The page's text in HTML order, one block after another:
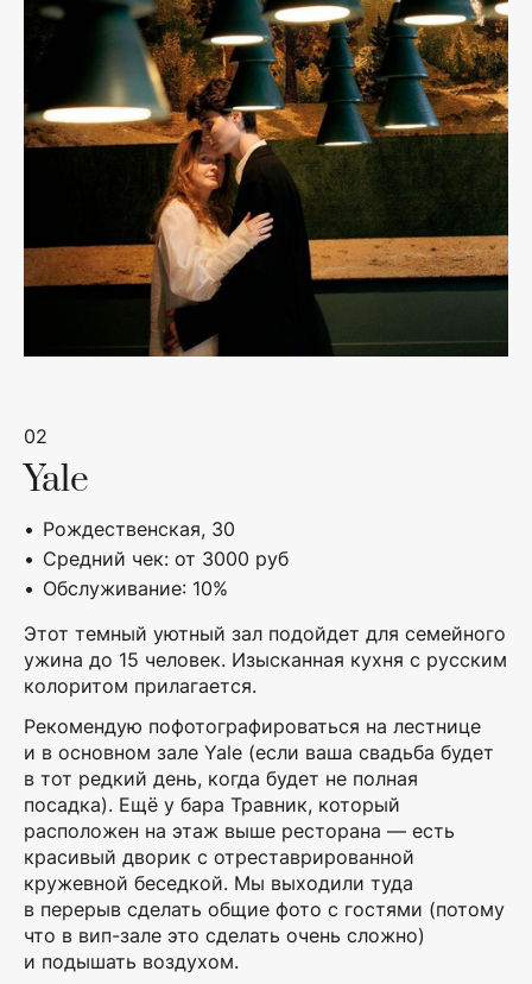
02
Yale
Рождественская, 30
Средний чек: от 3000 руб
Обслуживание: 10%
Этот темный уютный зал подойдет для семейного
ужина до 15 человек. Изысканная кухня с русским
колоритом прилагается.
Рекомендую пофотографироваться на лестнице
и в основном зале Yale (если ваша свадьба будет
в тот редкий день, когда будет не полная
посадка). Ещё у бара Травник, который
расположен на этаж выше ресторана — есть
красивый дворик с отреставрированной
кружевной беседкой. Мы выходили туда
в перерыв сделать общие фото с гостями (потому
что в вип-зале это сделать очень сложно)
и подышать воздухом.